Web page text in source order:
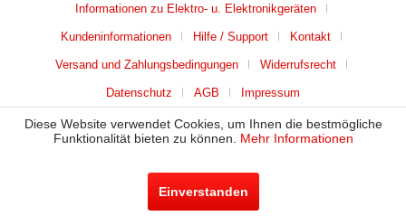
Informationen zu Elektro- u. Elektronikgeräten
Kundeninformationen Hilfe / Support Kontakt
Versand und Zahlungsbedingungen Widerrufsrecht
Datenschutz AGB Impressum
Diese Website verwendet Cookies, um Ihnen die bestmögliche
Funktionalität bieten zu können. Mehr Informationen
Einverstanden